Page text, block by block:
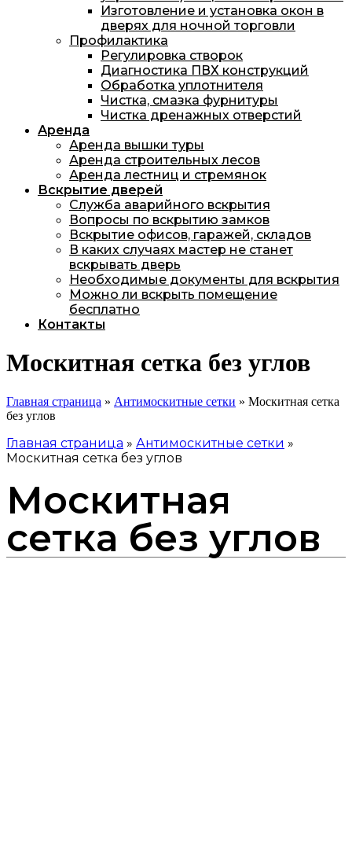
Изготовление и установка окон в
дверях для ночной торговли
Профилактика
Регулировка створок
Диагностика ПВХ конструкций
Обработка уплотнителя
Чистка, смазка фурнитуры
Чистка дренажных отверстий
Аренда
Аренда вышки туры
Аренда строительных лесов
Аренда лестниц и стремянок
Вскрытие дверей
Служба аварийного вскрытия
Вопросы по вскрытию замков
Вскрытие офисов, гаражей, складов
В каких случаях мастер не станет
вскрывать дверь
Необходимые документы для вскрытия
Можно ли вскрыть помещение
бесплатно
Контакты
Москитная сетка без углов
Главная страница » Антимоскитные сетки » Москитная сетка
без углов
Главная страница » Антимоскитные сетки »
Москитная сетка без углов
Москитная
сетка без углов